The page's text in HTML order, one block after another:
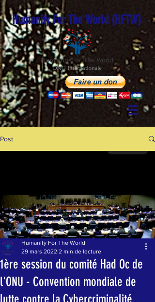
Humanity For The World (HFTW)
Post
1ère session du comité Had Oc de
l'ONU - Convention mondiale de
Humanity For The World
29 mars 2022 2 min de lecture